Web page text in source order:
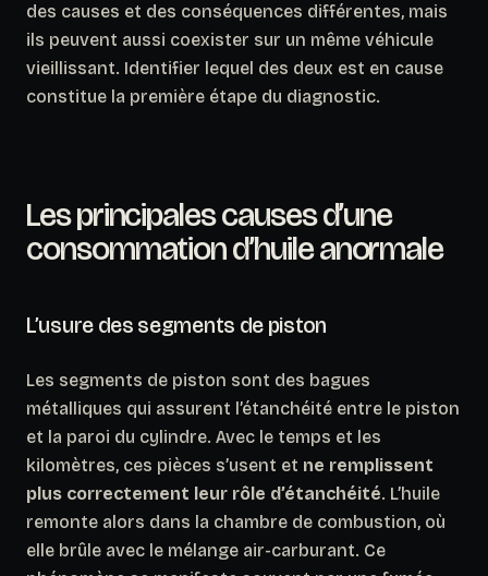
des causes et des conséquences différentes, mais
ils peuvent aussi coexister sur un même véhicule
vieillissant. Identifier lequel des deux est en cause
constitue la première étape du diagnostic.
Les principales causes d’une
consommation d’huile anormale
L’usure des segments de piston
Les segments de piston sont des bagues
métalliques qui assurent l’étanchéité entre le piston
et la paroi du cylindre. Avec le temps et les
kilomètres, ces pièces s’usent et ne remplissent
plus correctement leur rôle d’étanchéité. L’huile
remonte alors dans la chambre de combustion, où
elle brûle avec le mélange air-carburant. Ce